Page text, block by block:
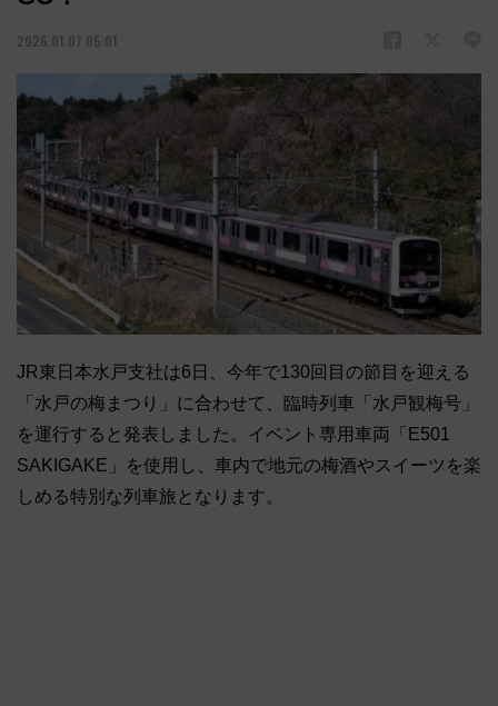
2026.01.07 05:01
JR東日本水戸支社は6日、今年で130回目の節目を迎える
「水戸の梅まつり」に合わせて、臨時列車「水戸観梅号」
を運行すると発表しました。イベント専用車両「E501
SAKIGAKE」を使用し、車内で地元の梅酒やスイーツを楽
しめる特別な列車旅となります。